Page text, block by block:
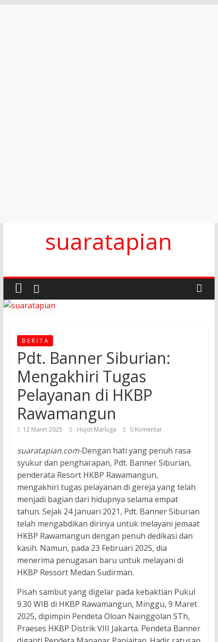
suaratapian
B E R I T A
Pdt. Banner Siburian:
Mengakhiri Tugas
Pelayanan di HKBP
Rawamangun
12 Maret 2025 Hojot Marluga 0 Komentar
suaratapian.com-Dengan hati yang penuh rasa
syukur dan pengharapan, Pdt. Banner Siburian,
penderata Resort HKBP Rawamangun,
mengakhiri tugas pelayanan di gereja yang telah
menjadi bagian dari hidupnya selama empat
tahun. Sejak 24 Januari 2021, Pdt. Banner Siburian
telah mengabdikan dirinya untuk melayani jemaat
HKBP Rawamangun dengan penuh dedikasi dan
kasih. Namun, pada 23 Februari 2025, dia
menerima penugasan baru untuk melayani di
HKBP Ressort Medan Sudirman.
Pisah sambut yang digelar pada kebaktian Pukul
9.30 WIB di HKBP Rawamangun, Minggu, 9 Maret
2025, dipimpin Pendeta Oloan Nainggolan STh,
Praeses HKBP Distrik VIII Jakarta. Pendeta Banner